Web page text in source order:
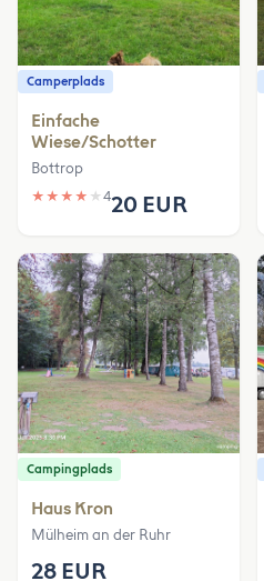
Camperplads
Einfache
Wiese/Schotter
Bottrop
★ ★ ★ ★ ★ 420 EUR
Campingplads
Haus Kron
Mülheim an der Ruhr
28 EUR